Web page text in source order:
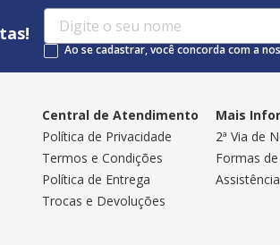
Ao se cadastrar, você concorda com a
Central de Atendimento
Política de Privacidade
Termos e Condições
Política de Entrega
Trocas e Devoluções
Mais
2ª Via de
Formas